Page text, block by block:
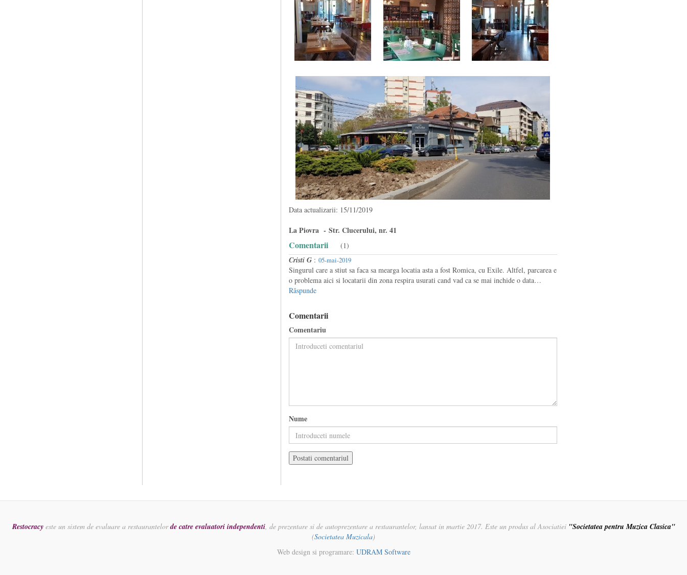
Data actualizarii: 15/11/2019
La Piovra - Str. Clucerului, nr. 41
Comentarii (1)
Cristi G: 05-mai-2019
Singurul care a stiut sa faca sa mearga locatia asta a fost Romica, cu Exile. Altfel, parcarea e
o problema aici si locatarii din zona respira usurati cand vad ca se mai inchide o data…
Răspunde
Comentarii
Comentariu
Nume
Restocracyeste un sistem de evaluare a restaurantelorde catre evaluatori independenti, de prezentare si de autoprezentare a restaurantelor, lansat in martie 2017. Este un produs al Asociatiei "Societatea pentru Muzica Clasica"
(Societatea Muzicala)
Web design si programare: UDRAM Software